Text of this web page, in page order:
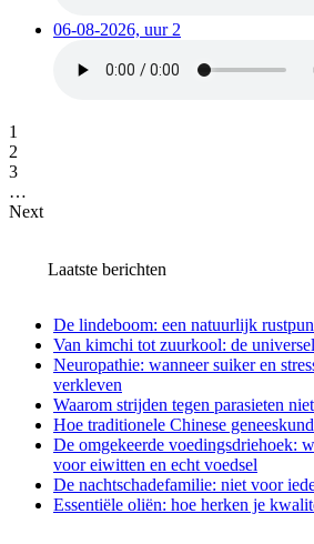
06-08-2026, uur 2
1
2
3
…
Next
Laatste berichten
De lindeboom: een natuurlijk
Van kimchi tot zuurkool: de
Neuropathie: wanneer suiker en
verkleven
Waarom strijden tegen parasieten
Hoe traditionele Chinese
De omgekeerde voedingsdriehoek:
voor eiwitten en echt voedsel
De nachtschadefamilie: niet voor
Essentiële oliën: hoe herken je